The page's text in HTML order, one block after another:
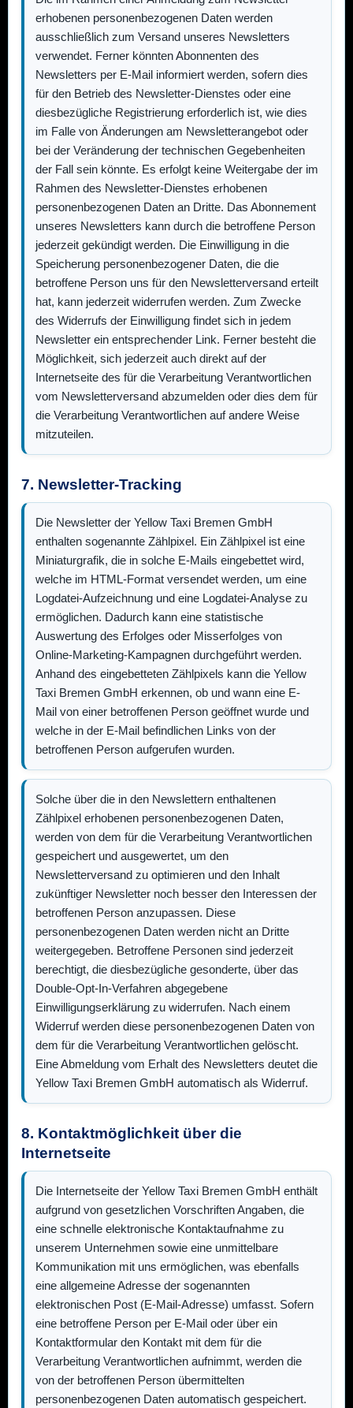
erhobenen personenbezogenen Daten werden
ausschließlich zum Versand unseres Newsletters
verwendet. Ferner könnten Abonnenten des
Newsletters per E-Mail informiert werden, sofern dies
für den Betrieb des Newsletter-Dienstes oder eine
diesbezügliche Registrierung erforderlich ist, wie dies
im Falle von Änderungen am Newsletterangebot oder
bei der Veränderung der technischen Gegebenheiten
der Fall sein könnte. Es erfolgt keine Weitergabe der im
Rahmen des Newsletter-Dienstes erhobenen
personenbezogenen Daten an Dritte. Das Abonnement
unseres Newsletters kann durch die betroffene Person
jederzeit gekündigt werden. Die Einwilligung in die
Speicherung personenbezogener Daten, die die
betroffene Person uns für den Newsletterversand erteilt
hat, kann jederzeit widerrufen werden. Zum Zwecke
des Widerrufs der Einwilligung findet sich in jedem
Newsletter ein entsprechender Link. Ferner besteht die
Möglichkeit, sich jederzeit auch direkt auf der
Internetseite des für die Verarbeitung Verantwortlichen
vom Newsletterversand abzumelden oder dies dem für
die Verarbeitung Verantwortlichen auf andere Weise
mitzuteilen.
7. Newsletter-Tracking
Die Newsletter der Yellow Taxi Bremen GmbH
enthalten sogenannte Zählpixel. Ein Zählpixel ist eine
Miniaturgrafik, die in solche E-Mails eingebettet wird,
welche im HTML-Format versendet werden, um eine
Logdatei-Aufzeichnung und eine Logdatei-Analyse zu
ermöglichen. Dadurch kann eine statistische
Auswertung des Erfolges oder Misserfolges von
Online-Marketing-Kampagnen durchgeführt werden.
Anhand des eingebetteten Zählpixels kann die Yellow
Taxi Bremen GmbH erkennen, ob und wann eine E-
Mail von einer betroffenen Person geöffnet wurde und
welche in der E-Mail befindlichen Links von der
betroffenen Person aufgerufen wurden.
Solche über die in den Newslettern enthaltenen
Zählpixel erhobenen personenbezogenen Daten,
werden von dem für die Verarbeitung Verantwortlichen
gespeichert und ausgewertet, um den
Newsletterversand zu optimieren und den Inhalt
zukünftiger Newsletter noch besser den Interessen der
betroffenen Person anzupassen. Diese
personenbezogenen Daten werden nicht an Dritte
weitergegeben. Betroffene Personen sind jederzeit
berechtigt, die diesbezügliche gesonderte, über das
Double-Opt-In-Verfahren abgegebene
Einwilligungserklärung zu widerrufen. Nach einem
Widerruf werden diese personenbezogenen Daten von
dem für die Verarbeitung Verantwortlichen gelöscht.
Eine Abmeldung vom Erhalt des Newsletters deutet die
Yellow Taxi Bremen GmbH automatisch als Widerruf.
8. Kontaktmöglichkeit über die
Internetseite
Die Internetseite der Yellow Taxi Bremen GmbH enthält
aufgrund von gesetzlichen Vorschriften Angaben, die
eine schnelle elektronische Kontaktaufnahme zu
unserem Unternehmen sowie eine unmittelbare
Kommunikation mit uns ermöglichen, was ebenfalls
eine allgemeine Adresse der sogenannten
elektronischen Post (E-Mail-Adresse) umfasst. Sofern
eine betroffene Person per E-Mail oder über ein
Kontaktformular den Kontakt mit dem für die
Verarbeitung Verantwortlichen aufnimmt, werden die
von der betroffenen Person übermittelten
personenbezogenen Daten automatisch gespeichert.